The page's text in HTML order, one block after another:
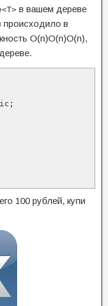
в вашем дереве
происходило в
O(n)O(n)O(n),
100 рублей, купи